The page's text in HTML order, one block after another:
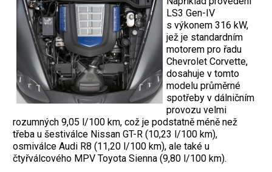
LS3 Gen-IV
s výkonem 316 kW,
jež je standardním
motorem pro řadu
Chevrolet Corvette,
dosahuje v tomto
modelu průměrné
spotřeby v dálničním
provozu velmi
rozumných 9,05 l/100 km, což je podstatně méně než
třeba u šestiválce Nissan GT-R (10,23 l/100 km),
osmiválce Audi R8 (11,20 l/100 km), ale také u
čtyřválcového MPV Toyota Sienna (9,80 l/100 km).